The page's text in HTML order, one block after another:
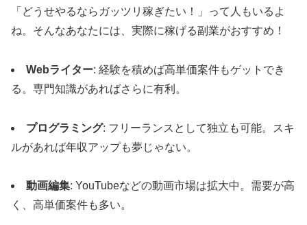
「どうせやるならガッツリ稼ぎたい！」って人もいるよ
ね。そんなあなたには、実際に稼げる副業がおすすめ！
Webライター: 経験を積めば高単価案件もゲットでき
る。専門知識があればさらに有利。
プログラミング: フリーランスとして独立も可能。スキ
ルがあれば年収アップも夢じゃない。
動画編集: YouTubeなどの動画市場は拡大中。需要が高
く、高単価案件も多い。